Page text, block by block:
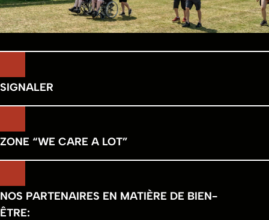
SIGNALER
ZONE “WE CARE A LOT”
NOS PARTENAIRES EN MATIÈRE DE BIEN-
ÊTRE: